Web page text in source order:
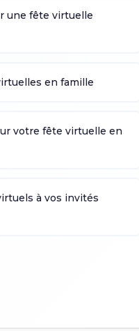
une fête virtuelle
en famille
votre fête virtuelle en
à vos invités